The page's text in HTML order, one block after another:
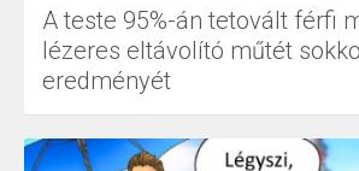
A teste 95%-án tetovált férfi
lézeres eltávolító műtét
eredményét